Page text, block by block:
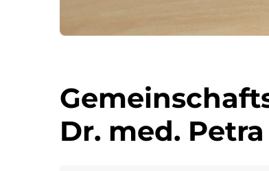
Dr. med.